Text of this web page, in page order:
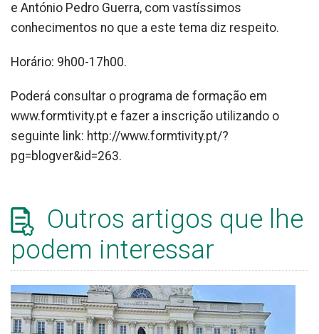
e António Pedro Guerra, com vastíssimos
conhecimentos no que a este tema diz respeito.
Horário: 9h00-17h00.
Poderá consultar o programa de formação em
www.formtivity.pt e fazer a inscrição utilizando o
seguinte link: http://www.formtivity.pt/?
pg=blogver&id=263.
Outros artigos que lhe
podem interessar